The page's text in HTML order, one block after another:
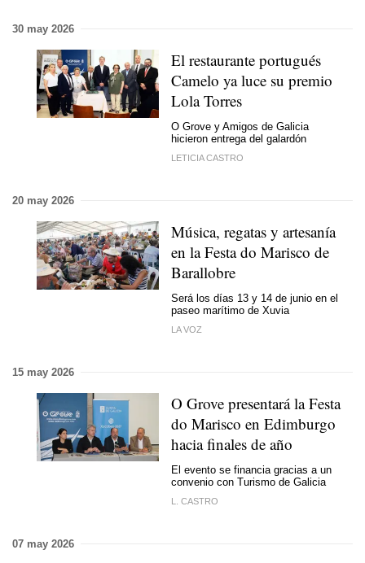
30 may 2026
El restaurante portugués
Camelo ya luce su premio
Lola Torres
O Grove y Amigos de Galicia
hicieron entrega del galardón
LETICIA CASTRO
20 may 2026
Música, regatas y artesanía
en la Festa do Marisco de
Barallobre
Será los días 13 y 14 de junio en el
paseo marítimo de Xuvia
LA VOZ
15 may 2026
O Grove presentará la Festa
do Marisco en Edimburgo
hacia finales de año
El evento se financia gracias a un
convenio con Turismo de Galicia
L. CASTRO
07 may 2026